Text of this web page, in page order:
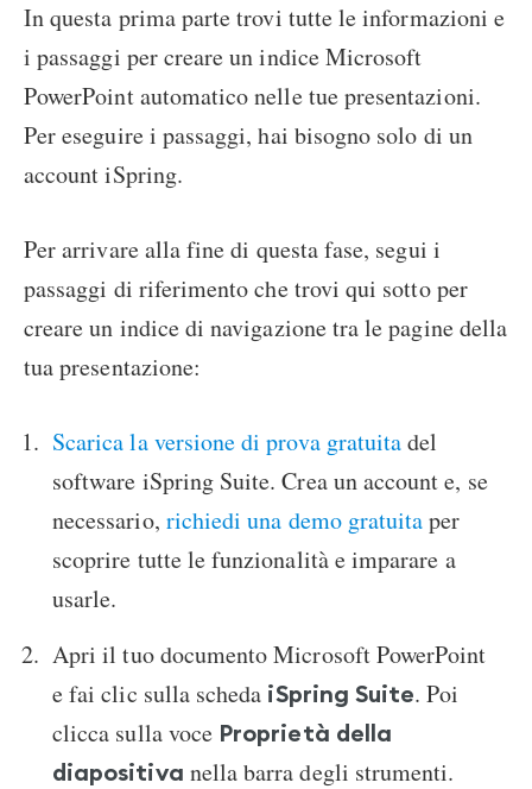
In questa prima parte trovi tutte le informazioni e
i passaggi per creare un indice Microsoft
PowerPoint automatico nelle tue presentazioni.
Per eseguire i passaggi, hai bisogno solo di un
account iSpring.
Per arrivare alla fine di questa fase, segui i
passaggi di riferimento che trovi qui sotto per
creare un indice di navigazione tra le pagine della
tua presentazione:
Scarica la versione di prova gratuitadel
software iSpring Suite. Crea un account e, se
necessario, richiedi una demo gratuitaper
scoprire tutte le funzionalità e imparare a
usarle.
Apri il tuo documento Microsoft PowerPoint
e fai clic sulla scheda iSpring Suite. Poi
clicca sulla voce Proprietà della
diapositiva nella barra degli strumenti.